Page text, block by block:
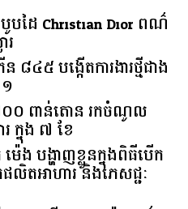
បដៃ Christian Dior ពណ៌
រ
៨៤៥​ ​បង្កើត​ការងារ​ថ្មី​ជាង​
៧០០ ពាន់តោន រកចំណូល
ក្នុង ៧ ខែ
ង បង្ហាញខ្លួនក្នុងពិធីបើក
លិតអាហារ និងភេសជ្ជៈ